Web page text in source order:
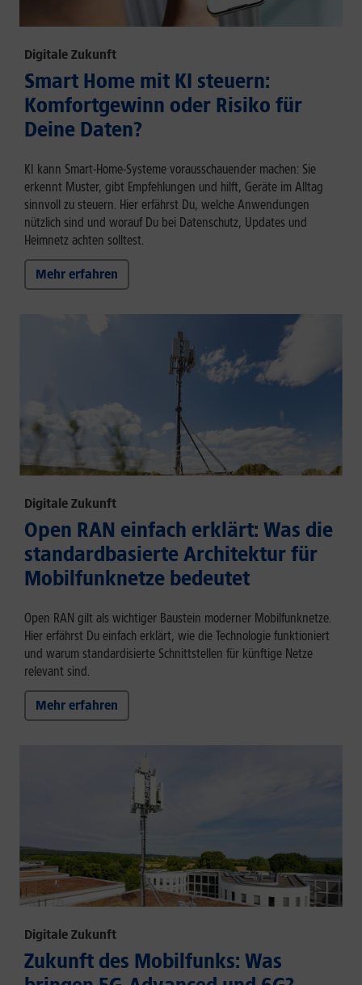
Digitale Zukunft
Smart Home mit KI steuern:
Komfortgewinn oder Risiko für
Deine Daten?
KI kann Smart-Home-Systeme vorausschauender machen: Sie
erkennt Muster, gibt Empfehlungen und hilft, Geräte im Alltag
sinnvoll zu steuern. Hier erfährst Du, welche Anwendungen
nützlich sind und worauf Du bei Datenschutz, Updates und
Heimnetz achten solltest.
Mehr erfahren
Digitale Zukunft
Open RAN einfach erklärt: Was die
standardbasierte Architektur für
Mobilfunknetze bedeutet
Open RAN gilt als wichtiger Baustein moderner Mobilfunknetze.
Hier erfährst Du einfach erklärt, wie die Technologie funktioniert
und warum standardisierte Schnittstellen für künftige Netze
relevant sind.
Mehr erfahren
Digitale Zukunft
Zukunft des Mobilfunks: Was